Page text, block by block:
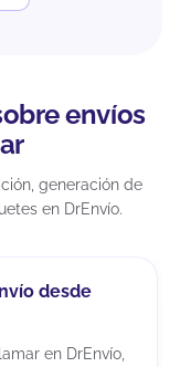
envíos
generación de
en DrEnvío.
desde
en DrEnvío,